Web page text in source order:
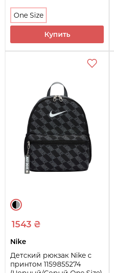
One Size
Купить
1543 ₴
Nike
Детский рюкзак Nike с
принтом 1159855274